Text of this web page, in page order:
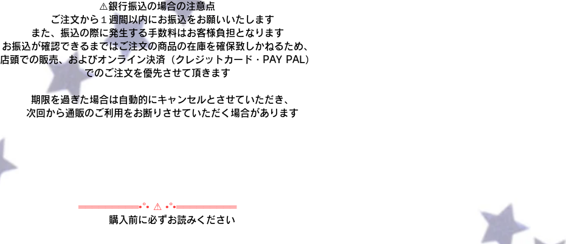
​⚠️銀行振込の場合の注意点
ご注文から１週間以内にお振込をお願いいたします
また、振込の際に発生する手数料はお客様負担となります
​お振込が確認できるまではご注文の商品の在庫を確保致しかねるため、
店頭での販売、およびオンライン決済（クレジットカード・PAY PAL）
でのご注文を優先させて頂きます
期限を過ぎた場合は自動的にキャンセルとさせていただき、
次回から通販のご利用をお断りさせていただく場合があります
═════════•°• ⚠ •°•═════════
購入前に必ずお読みください